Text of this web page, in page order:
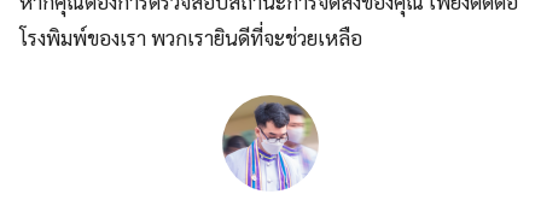
โรงพิมพ์ของเรา พวกเรายินดีที่จะช่วยเหลือ